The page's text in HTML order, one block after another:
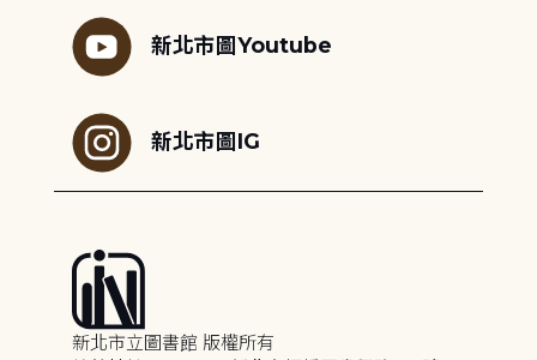
新北市圖Youtube
新北市圖IG
新北市立圖書館 版權所有